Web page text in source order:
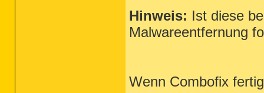
Hinweis: Ist diese
Malwareentfernung
Wenn Combofix